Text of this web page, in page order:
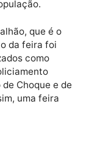
prestigiados pelo
da dupla Maiara
Worship (gospel);
João Bosco &